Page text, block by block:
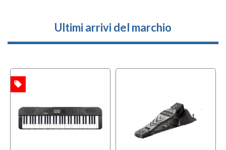
Ultimi arrivi del marchio
local_offer